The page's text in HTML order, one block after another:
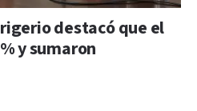
destacó que el
y sumaron